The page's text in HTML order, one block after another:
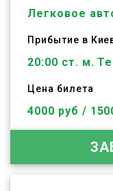
Легковое
Прибытие в
20:00 ст. м.
Цена билета
4000 руб /